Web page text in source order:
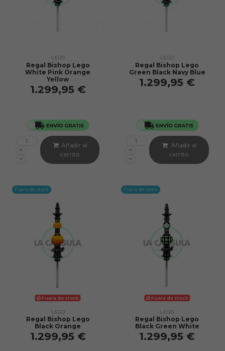
LEGO
Regal Bishop Lego
White Pink Orange
Yellow
1.299,95 €
Añadir al
carrito
LEGO
Regal Bishop Lego
Green Black Navy Blue
1.299,95 €
Añadir al
carrito
Fuera de stock
Fuera de stock
LEGO
Regal Bishop Lego
Black Orange
1.299,95 €
Fuera de stock
Fuera de stock
LEGO
Regal Bishop Lego
Black Green White
1.299,95 €